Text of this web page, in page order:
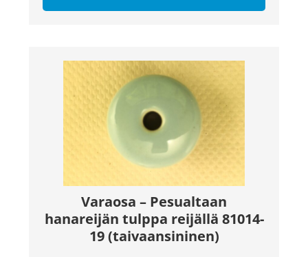
Varaosa – Pesualtaan
hanareijän tulppa reijällä 81014-
19 (taivaansininen)